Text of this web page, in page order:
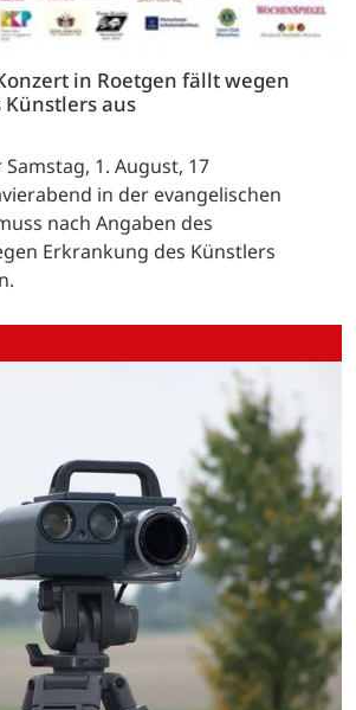
in Roetgen fällt wegen
Künstlers aus
1. August, 17
in der evangelischen
nach Angaben des
Erkrankung des Künstlers